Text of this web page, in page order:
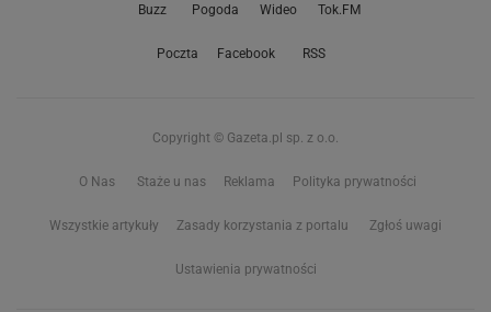
Buzz Pogoda Wideo Tok.FM
Poczta Facebook RSS
Copyright © Gazeta.pl sp. z o.o.
O Nas Staże u nas Reklama Polityka prywatności
Wszystkie artykuły Zasady korzystania z portalu Zgłoś uwagi
Ustawienia prywatności